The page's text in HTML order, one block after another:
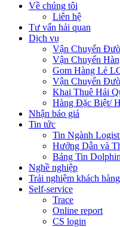
Về chúng tôi
Liên hệ
Tư vấn hải quan
Dịch vụ
Vận Chuyển
Vận Chuyển
Gom Hàng Lẻ
Vận Chuyển
Khai Thuê Hải
Hàng Đặc Biệt/
Nhận báo giá
Tin tức
Tin Ngành
Hướng Dẫn và
Bảng Tin Dolphin
Nghề nghiệp
Trải nghiệm khách hàng
Self-service
Trace
Online report
CS login